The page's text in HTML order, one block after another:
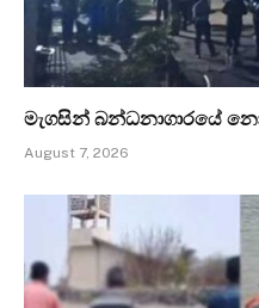
මැගසින් බන්ධනාගාරයේ
August 7, 2026